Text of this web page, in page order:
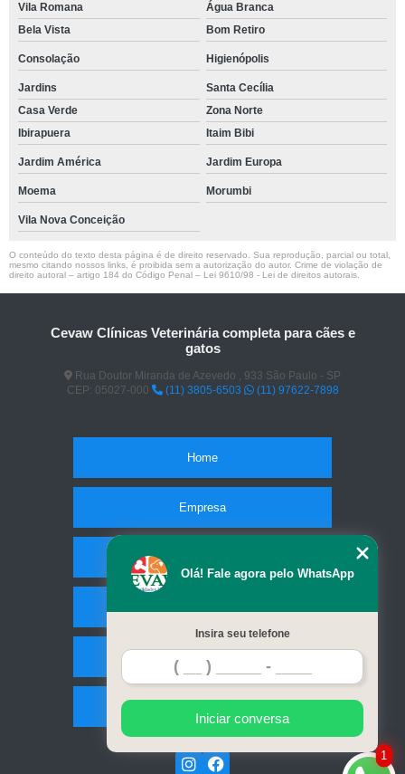
Vila Romana
Água Branca
Bela Vista
Bom Retiro
Consolação Higienópolis
Jardins
Santa Cecília
Casa Verde
Zona Norte
Ibirapuera
Itaim Bibi
Jardim América Jardim Europa
Moema Morumbi
Vila Nova Conceição
O conteúdo do texto desta página é de direito reservado. Sua reprodução, parcial ou total,
mesmo citando nossos links, é proibida sem a autorização do autor. Crime de violação de
direito autoral – artigo 184 do Código Penal – Lei 9610/98 - Lei de direitos autorais
Cevaw Clínicas Veterinária completa para cães e
gatos
Rua Doutor Miranda de Azevedo , 933 São Paulo - SP
CEP: 05027-000
(11) 3805-6503 (11) 97622-7898
Home
Empresa
Contato
1
Olá! Fale agora pelo WhatsApp
Insira seu telefone
Iniciar conversa